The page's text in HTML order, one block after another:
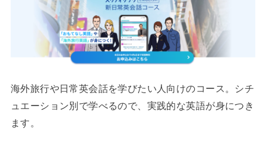
海外旅行や日常英会話を学びたい人向けのコース。シチ
ュエーション別で学べるので、実践的な英語が身につき
ます。